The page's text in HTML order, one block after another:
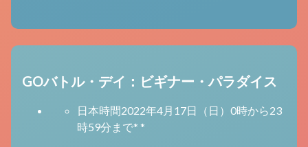
GOバトル・デイ：ビギナー・パラダイス
日本時間2022年4月17日（日）0時から23
時59分まで* *